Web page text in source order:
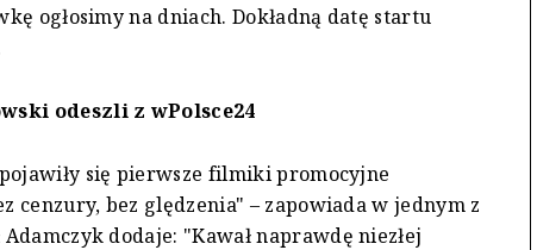
ogłosimy na dniach. Dokładną datę startu
odeszli z wPolsce24
się pierwsze filmiki promocyjne
cenzury, bez ględzenia" – zapowiada w jednym z
dodaje: "Kawał naprawdę niezłej